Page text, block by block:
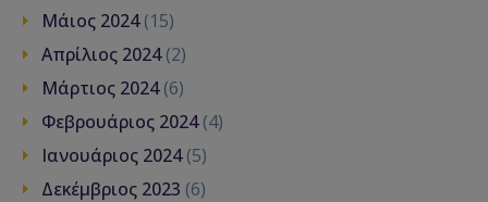
Μάιος 2024(15)
Απρίλιος 2024(2)
Μάρτιος 2024(6)
Φεβρουάριος 2024(4)
Ιανουάριος 2024(5)
Δεκέμβριος 2023 (6)